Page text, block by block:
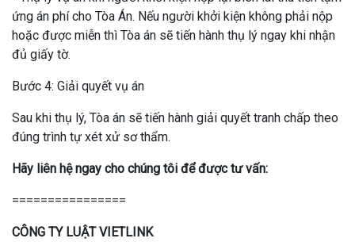
ứng án phí cho Tòa Án. Nếu người khởi kiện không phải nộp
hoặc được miễn thì Tòa án sẽ tiến hành thụ lý ngay khi nhận
đủ giấy tờ.
Bước 4: Giải quyết vụ án
Sau khi thụ lý, Tòa án sẽ tiến hành giải quyết tranh chấp theo
đúng trình tự xét xử sơ thẩm.
Hãy liên hệ ngay cho chúng tôi để được tư vấn:
================
CÔNG TY LUẬT VIETLINK